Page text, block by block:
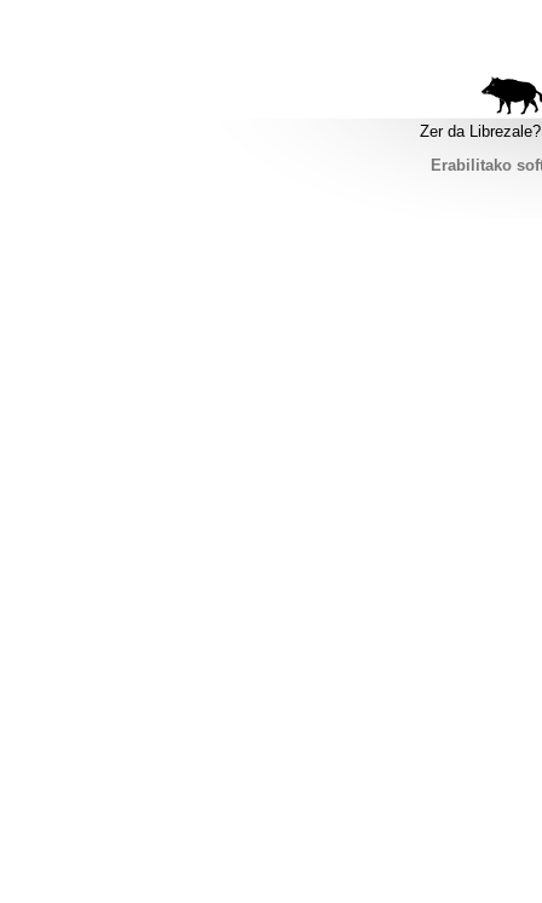
Zer da Librezale?
Erabilitako